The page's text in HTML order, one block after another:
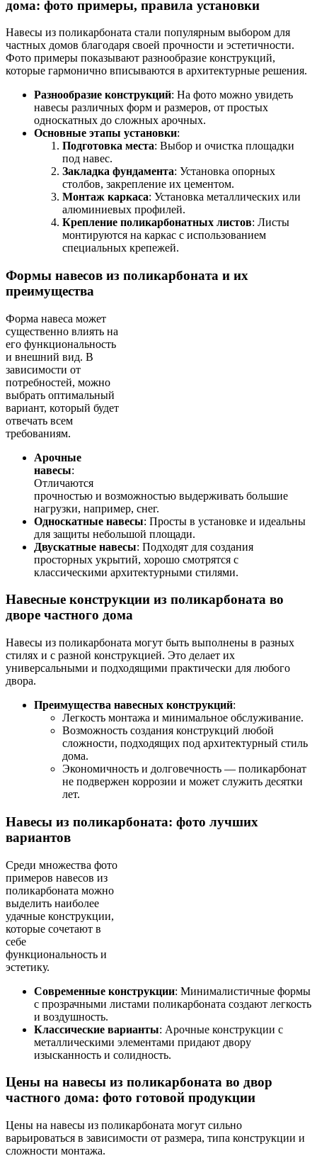
дома: фото примеры, правила установки
Навесы из поликарбоната стали популярным выбором для
частных домов благодаря своей прочности и эстетичности.
Фото примеры показывают разнообразие конструкций,
которые гармонично вписываются в архитектурные решения.
Разнообразие конструкций: На фото можно увидеть
навесы различных форм и размеров, от простых
односкатных до сложных арочных.
Основные этапы установки:
Подготовка места: Выбор и очистка площадки
под навес.
Закладка фундамента: Установка опорных
столбов, закрепление их цементом.
Монтаж каркаса: Установка металлических или
алюминиевых профилей.
Крепление поликарбонатных листов: Листы
монтируются на каркас с использованием
специальных крепежей.
Формы навесов из поликарбоната и их
преимущества
Форма навеса может
существенно влиять на
его функциональность
и внешний вид. В
зависимости от
потребностей, можно
выбрать оптимальный
вариант, который будет
отвечать всем
требованиям.
Арочные
навесы:
Отличаются
прочностью и возможностью выдерживать большие
нагрузки, например, снег.
Односкатные навесы: Просты в установке и идеальны
для защиты небольшой площади.
Двускатные навесы: Подходят для создания
просторных укрытий, хорошо смотрятся с
классическими архитектурными стилями.
Навесные конструкции из поликарбоната во
дворе частного дома
Навесы из поликарбоната могут быть выполнены в разных
стилях и с разной конструкцией. Это делает их
универсальными и подходящими практически для любого
двора.
Преимущества навесных конструкций:
Легкость монтажа и минимальное обслуживание.
Возможность создания конструкций любой
сложности, подходящих под архитектурный стиль
дома.
Экономичность и долговечность — поликарбонат
не подвержен коррозии и может служить десятки
лет.
Навесы из поликарбоната: фото лучших
вариантов
Среди множества фото
примеров навесов из
поликарбоната можно
выделить наиболее
удачные конструкции,
которые сочетают в
себе
функциональность и
эстетику.
Современные конструкции: Минималистичные формы
с прозрачными листами поликарбоната создают легкость
и воздушность.
Классические варианты: Арочные конструкции с
металлическими элементами придают двору
изысканность и солидность.
Цены на навесы из поликарбоната во двор
частного дома: фото готовой продукции
Цены на навесы из поликарбоната могут сильно
варьироваться в зависимости от размера, типа конструкции и
сложности монтажа.